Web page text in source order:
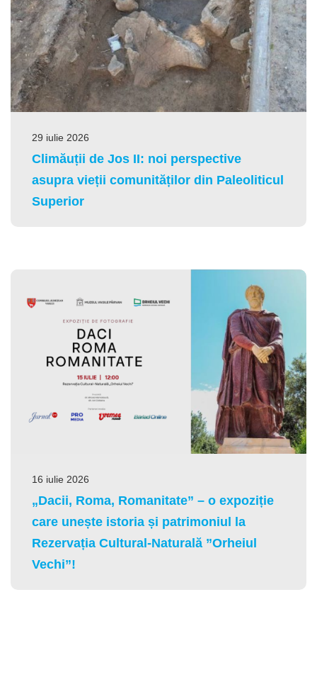
29 iulie 2026
Climăuții de Jos II: noi perspective
asupra vieții comunităților din Paleoliticul
Superior
16 iulie 2026
„Dacii, Roma, Romanitate” – o expoziție
care unește istoria și patrimoniul la
Rezervația Cultural-Naturală ”Orheiul
Vechi”!